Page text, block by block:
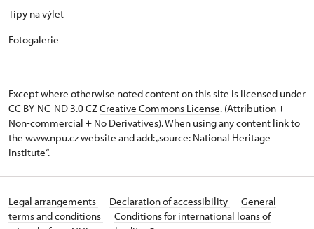
Tipy na výlet
Fotogalerie
Except where otherwise noted content on this site is licensed under
CC BY-NC-ND 3.0 CZCreative Commons License. (Attribution +
Non-commercial + No Derivatives). When using any content link to
the www.npu.cz website and add: „source: National Heritage
Institute“.
Legal arrangements Declaration of accessibility
General
terms and conditions
Conditions for international loans of